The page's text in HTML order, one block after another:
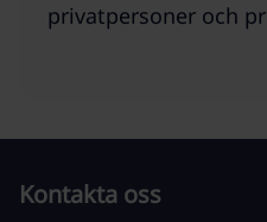
privatpersoner och
Kontakta oss